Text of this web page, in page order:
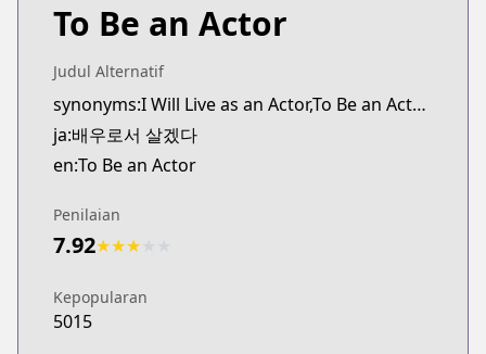
To Be an Actor
Judul Alternatif
synonyms:I Will Live as an Actor,To Be an Actor,Baeu-roseo Salgetda,Be the Actor
ja:배우로서 살겠다
en:To Be an Actor
Penilaian
7.92★★★
Kepopularan
5015